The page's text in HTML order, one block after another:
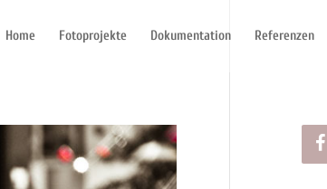
Home Fotoprojekte Dokumentation Referenzen